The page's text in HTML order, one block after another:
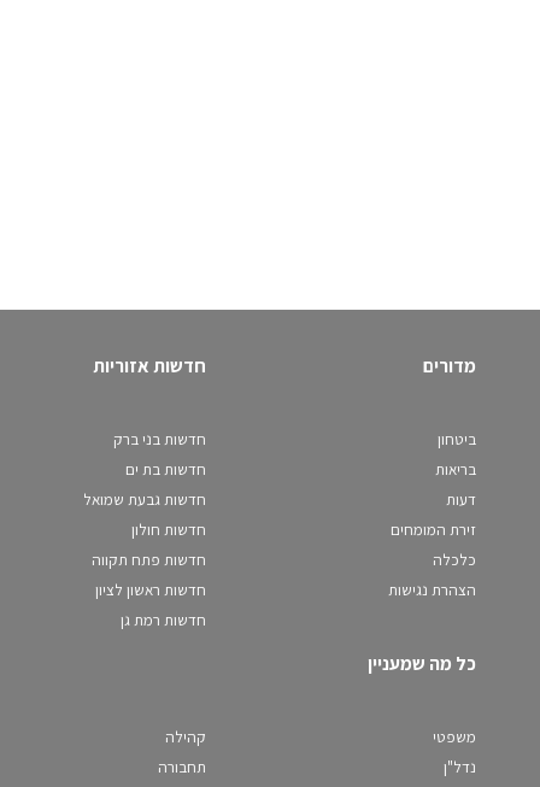
מדורים
ביטחון
בריאות
דעות
זירת המומחים
כלכלה
הצהרת נגישות
חדשות אזוריות
חדשות בני ברק
חדשות בת ים
חדשות גבעת שמואל
חדשות חולון
חדשות פתח תקווה
חדשות ראשון לציון
חדשות רמת גן
כל מה שמעניין
משפטי
נדל"ן
קהילה
תחבורה